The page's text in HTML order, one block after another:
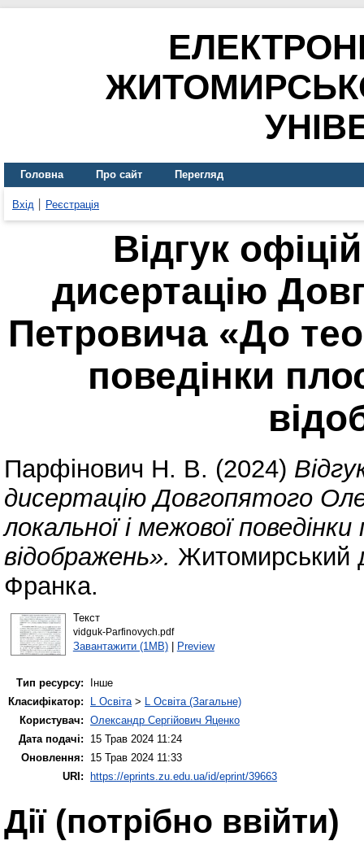
Головна Про сайт Перегляд
Вхід Реєстрація
Відгук
дисертацію
Петровича «До
поведінки
Парфінович Н. В. (2024)
дисертацію Довгопятого
локальної і межової
відображень». Житомирський
Франка.
Текст
vidguk-Parfinovych.pdf
Завантажити (1MB)| Preview
Тип ресурсу:
Інше
Класифікатор:
L Освіта> L Освіта (Загальне)
Користувач: Олександр Сергійович Яценко
Дата подачі:
15 Трав 2024 11:24
Оновлення:
15 Трав 2024 11:33
URI:
https://eprints.zu.edu.ua/id/eprint/39663
Дії ​​(потрібно ввійти)